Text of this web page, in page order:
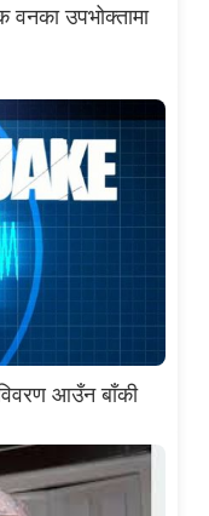
वनका उपभोक्तामा
आउँन बाँकी